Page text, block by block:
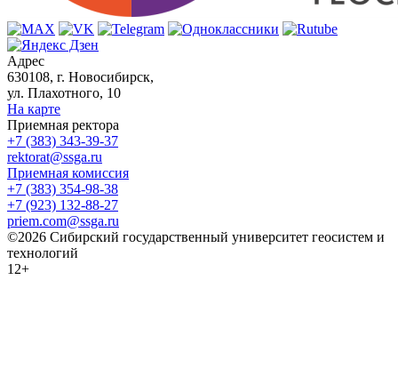
Адрес
630108, г. Новосибирск,
ул. Плахотного, 10
На карте
Приемная ректора
+7 (383) 343-39-37
rektorat@ssga.ru
Приемная комиссия
+7 (383) 354-98-38
+7 (923) 132-88-27
priem.com@ssga.ru
©2026 Сибирский государственный университет геосистем и
технологий
12+